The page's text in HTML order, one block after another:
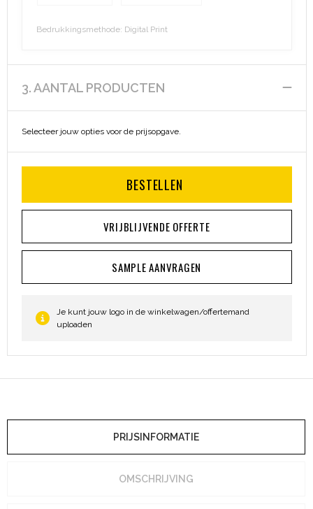
Heuptassen
Bedrukkingsmethode: Digital Print
3. AANTAL PRODUCTEN
Selecteer jouw opties voor de prijsopgave.
BESTELLEN
VRIJBLIJVENDE OFFERTE
SAMPLE AANVRAGEN
Je kunt jouw logo in de winkelwagen/offertemand
uploaden
PRIJSINFORMATIE
OMSCHRIJVING